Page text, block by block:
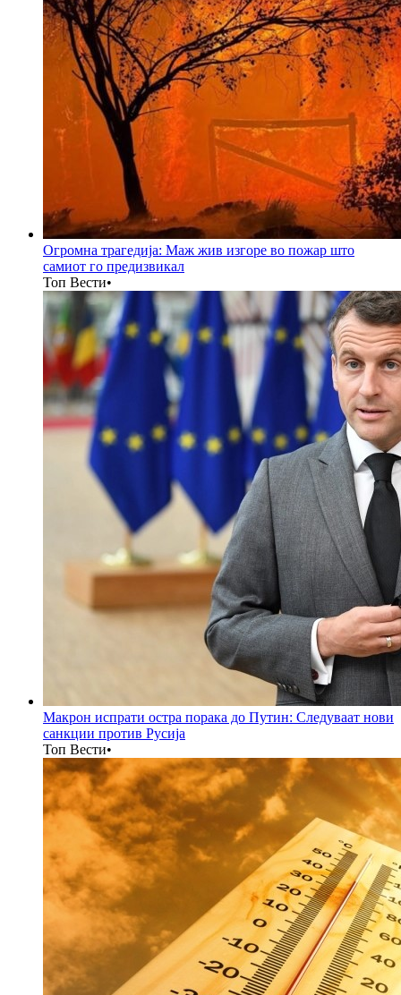
Огромна трагедија: Маж жив изгоре во пожар што
самиот го предизвикал
Топ Вести•
Макрон испрати остра порака до Путин: Следуваат нови
санкции против Русија
Топ Вести•